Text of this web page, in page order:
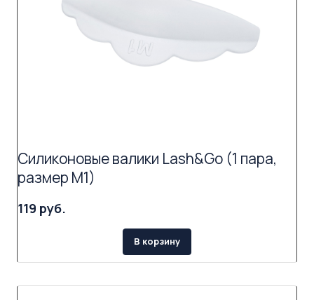
Силиконовые валики Lash&Go (1 пара,
размер M1)
119 руб.
В корзину